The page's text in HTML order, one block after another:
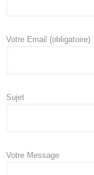
Votre Email (obligatoire)
Sujet
Votre Message